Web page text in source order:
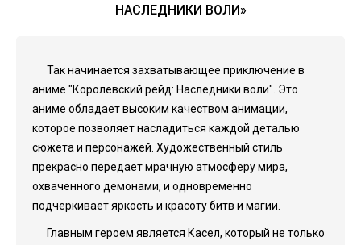
НАСЛЕДНИКИ ВОЛИ»
Так начинается захватывающее приключение в
аниме "Королевский рейд: Наследники воли". Это
аниме обладает высоким качеством анимации,
которое позволяет насладиться каждой деталью
сюжета и персонажей. Художественный стиль
прекрасно передает мрачную атмосферу мира,
охваченного демонами, и одновременно
подчеркивает яркость и красоту битв и магии.
Главным героем является Касел, который не только